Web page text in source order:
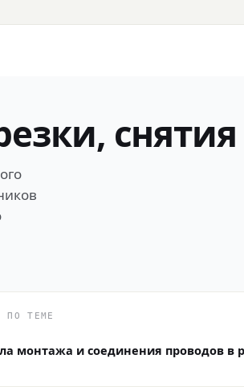
для
35
ПО ТЕМЕ
монтажа и соединения проводов в